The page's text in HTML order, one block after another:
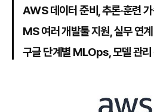
AWS 데이터 준비, 추론·훈련
MS 여러 개발툴 지원, 실무 연
구글 단계별 MLOps, 모델 관리